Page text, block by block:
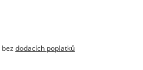
bez dodacích poplatků